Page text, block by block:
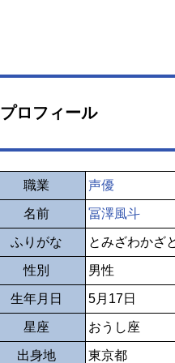
プロフィール
職業 声優
名前 冨澤風斗
ふりがな とみざわかざ
性別 男性
生年月日 5月17日
星座 おうし座
出身地 東京都